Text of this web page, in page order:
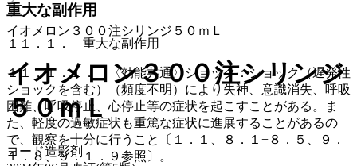
重大な副作用
１１．１． 重大な副作用
１１．１．１． 〈効能共通〉ショック：ショック（遅発性
ショックを含む）（頻度不明）により失神、意識消失、呼吸
困難、呼吸停止、心停止等の症状を起こすことがある。ま
た、軽度の過敏症状も重篤な症状に進展することがあるの
で、観察を十分に行うこと〔１．１、８．１−８．５、９．
１．８、９．１．９参照〕。
イオメロン３００注シリンジ５０ｍＬ
イオメロン３００注シリンジ
５０ｍＬ
ヨード造影剤